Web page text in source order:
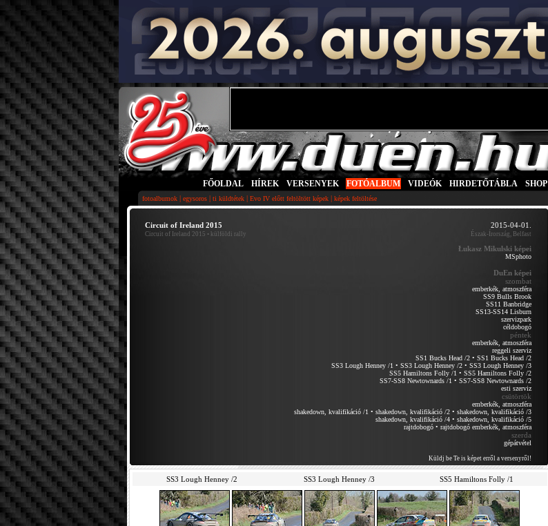
FŐOLDAL HÍREK VERSENYEK FOTÓALBUM VIDEÓK HIRDETŐTÁBLA SHOP
fotoalbumok | egysoros | ti küldtétek | Evo IV előtt feltöltött képek | képek feltöltése
Circuit of Ireland 2015
Circuit of Ireland 2015 • külföldi rally
2015-04-01.
Észak-Írország, Belfast
Łukasz Mikulski képei
MSphoto
DuEn képei
szombat
emberkék, atmoszféra
SS9 Bulls Brook
SS11 Banbridge
SS13-SS14 Lisburn
szervizpark
céldobogó
péntek
emberkék, atmoszféra
reggeli szerviz
SS1 Bucks Head /2• SS1 Bucks Head /2
SS3 Lough Henney /1 • SS3 Lough Henney /2• SS3 Lough Henney /3
SS5 Hamiltons Folly /1 • SS5 Hamiltons Folly /2
SS7-SS8 Newtownards /1 • SS7-SS8 Newtownards /2
esti szerviz
csütörtök
emberkék, atmoszféra
shakedown, kvalifikáció /1 • shakedown, kvalifikáció /2• shakedown, kvalifikáció /3
shakedown, kvalifikáció /4• shakedown, kvalifikáció /5
rajtdobogó• rajtdobogó emberkék, atmoszféra
szerda
gépátvétel
Küldj be Te is képet erről a versenyről!
SS3 Lough Henney /2 SS3 Lough Henney /3 SS5 Hamiltons Folly /1